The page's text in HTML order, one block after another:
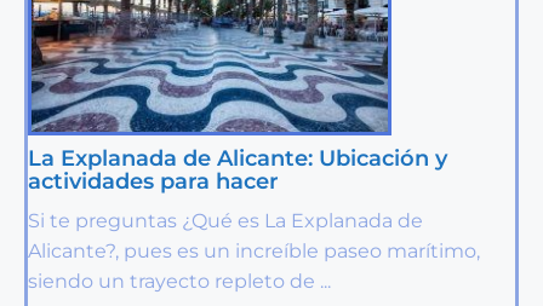
La Explanada de Alicante: Ubicación y
actividades para hacer
Si te preguntas ¿Qué es La Explanada de
Alicante?, pues es un increíble paseo marítimo,
siendo un trayecto repleto de ...